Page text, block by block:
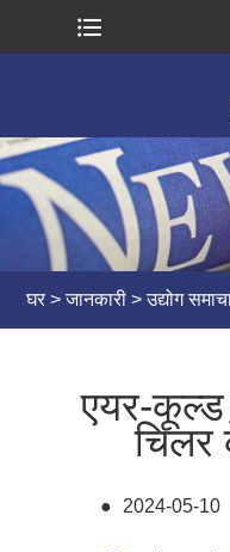
घर > जानकारी >उद्योग
एयर-
चिलर
● 2024-05-10